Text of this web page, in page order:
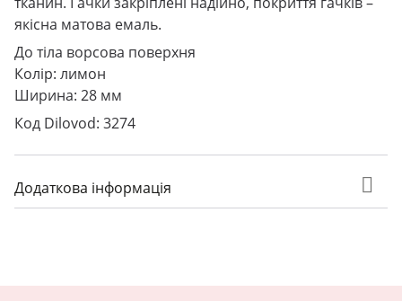
якісна матова емаль.
До тіла ворсова поверхня
Колір: лимон
Ширина: 28 мм
Код Dilovod: 3274
Додаткова інформація